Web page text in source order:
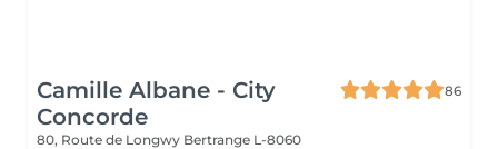
Camille Albane - City
Concorde
86
80, Route de Longwy Bertrange L-8060